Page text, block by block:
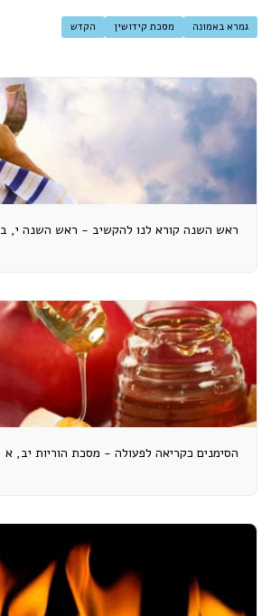
גמרא באמונה מסכת קידושין הקדש
ראש השנה קורא לנו להקשיב - ראש השנה י, ב
הסימנים כקריאה לפעולה - מסכת הוריות יב, א